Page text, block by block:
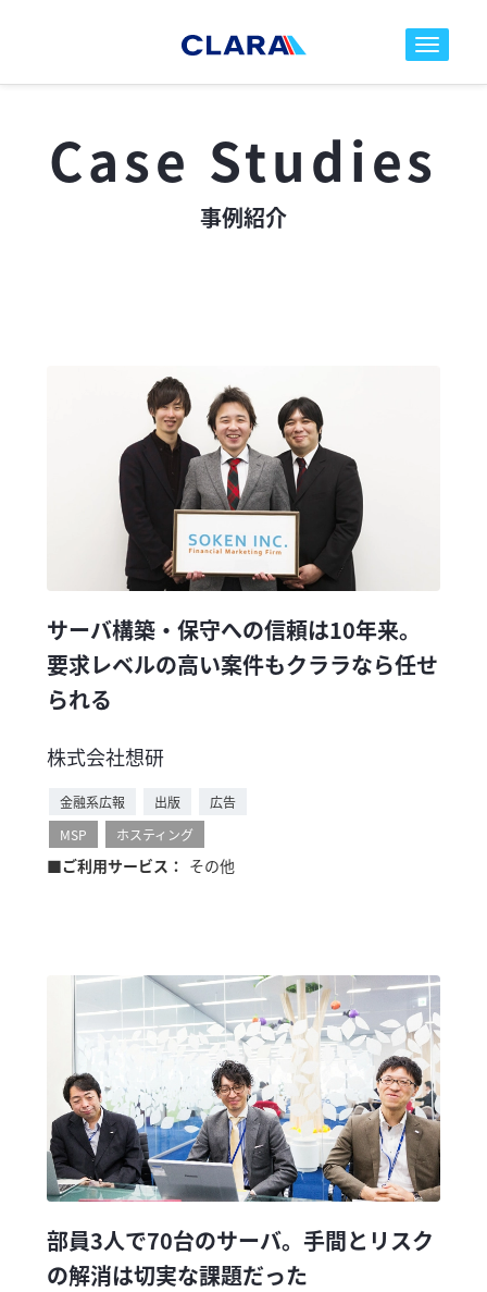
toggle
Case Studies
事例紹介
サーバ構築・保守への信頼は10年来。
要求レベルの高い案件もクララなら任せ
られる
株式会社想研
金融系広報 出版
広告
MSP
ホスティング
■ご利用サービス： その他
部員3人で70台のサーバ。手間とリスク
の解消は切実な課題だった